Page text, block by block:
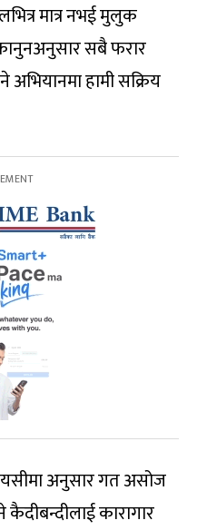
मात्र नभई मुलुक
सबै फरार
अभियानमा हामी सक्रिय
अनुसार गत असोज
कारागार